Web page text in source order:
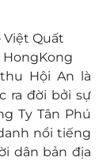
Việt Quất
HongKong
Hội An là
ra đời bởi sự
Ty Tân Phú
nổi tiếng
dân bản địa